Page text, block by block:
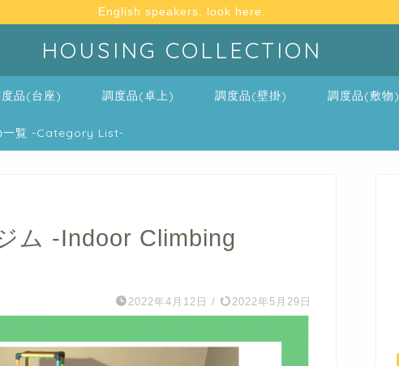
English speakers, look here.
HOUSING COLLECTION
品(台座) 調度品(卓上) 調度品(壁掛) 調度品(敷物)
一覧 -Category List-
ム -Indoor Climbing
2022年4月12日 / 2022年5月29日